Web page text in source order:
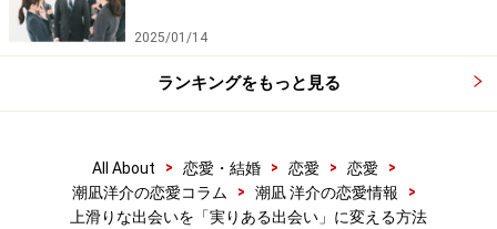
2025/01/14
ランキングをもっと見る
All About > 恋愛・結婚 > 恋愛 > 恋愛
>
潮凪洋介の恋愛コラム
> 潮凪 洋介の恋愛情報
>
上滑りな出会いを「実りある出会い」に変える方法